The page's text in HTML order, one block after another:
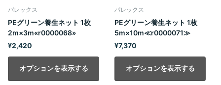
パレックス
PEグリーン養生ネット 1枚
2m×3m«r0000068»
¥2,420
オプションを表示する
パレックス
PEグリーン養生ネット 1枚
5m×10m≪r0000071≫
¥7,370
オプションを表示する